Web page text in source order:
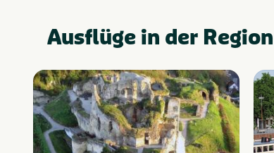
Geeignet
Wohnmobile
Mit Pool
Hunde
Ausflüge in der Region